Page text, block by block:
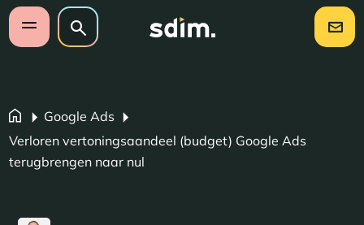
Navigatie overslaan
Open mobiel menu
Zoeken op website
Zoeken
Google Ads
Verloren vertoningsaandeel (budget) Google Ads
terugbrengen naar nul